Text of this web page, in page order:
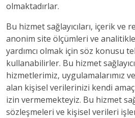
olmaktadırlar.
Bu hizmet sağlayıcıları, içerik ve
anonim site ölçümleri ve
yardımcı olmak için söz konusu
kullanabilirler. Bu hizmet
hizmetlerimiz, uygulamalarımız
alan kişisel verilerinizi kendi
izin vermemekteyiz. Bu hizmet
sözleşmeleri ve kişisel verileri